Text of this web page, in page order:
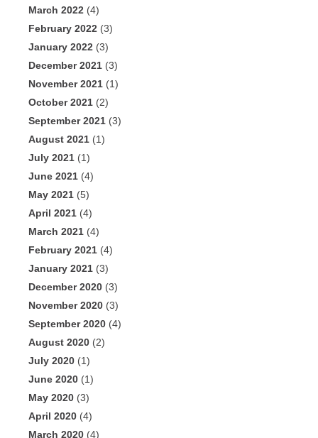
March 2022 (4)
February 2022 (3)
January 2022 (3)
December 2021 (3)
November 2021 (1)
October 2021 (2)
September 2021 (3)
August 2021 (1)
July 2021 (1)
June 2021 (4)
May 2021 (5)
April 2021 (4)
March 2021 (4)
February 2021 (4)
January 2021 (3)
December 2020 (3)
November 2020 (3)
September 2020 (4)
August 2020 (2)
July 2020 (1)
June 2020 (1)
May 2020 (3)
April 2020 (4)
March 2020 (4)